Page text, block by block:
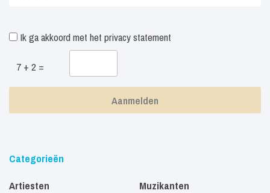
Ik ga akkoord met het privacy statement
7 + 2 =
Categorieën
Artiesten
Muzikanten